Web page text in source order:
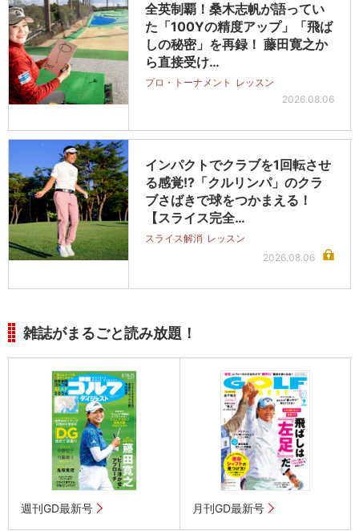
全英制覇！桑木志帆が語ってい
た「100Yの精度アップ」「飛ば
しの秘密」を再録！ 藤田寛之か
ら直接受け…
プロ・トーナメント レッスン
2026.08.06
インパクトでクラブを1回転させ
る感覚!?「クルリンパ」のクラ
ブさばきで球をつかまえる！
【スライス完全…
スライス解消 レッスン
2026.08.06
雑誌がまるごと読み放題！
週刊GD最新号 月刊GD最新号